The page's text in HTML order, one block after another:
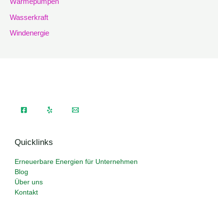
Wasserkraft
Windenergie
Quicklinks
Erneuerbare Energien für Unternehmen
Blog
Über uns
Kontakt